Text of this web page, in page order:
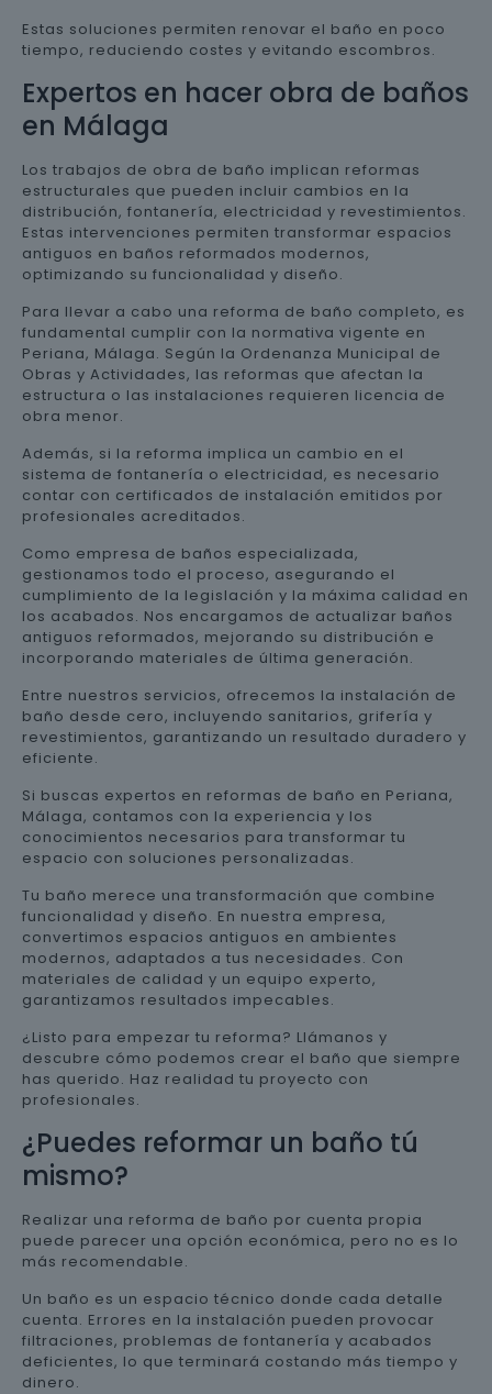
Estas soluciones permiten renovar el baño en poco
tiempo, reduciendo costes y evitando escombros.
Expertos en hacer obra de baños
en Málaga
Los trabajos de obra de baño implican reformas
estructurales que pueden incluir cambios en la
distribución, fontanería, electricidad y revestimientos.
Estas intervenciones permiten transformar espacios
antiguos en baños reformados modernos,
optimizando su funcionalidad y diseño.
Para llevar a cabo una reforma de baño completo, es
fundamental cumplir con la normativa vigente en
Periana, Málaga. Según la Ordenanza Municipal de
Obras y Actividades, las reformas que afectan la
estructura o las instalaciones requieren licencia de
obra menor.
Además, si la reforma implica un cambio en el
sistema de fontanería o electricidad, es necesario
contar con certificados de instalación emitidos por
profesionales acreditados.
Como empresa de baños especializada,
gestionamos todo el proceso, asegurando el
cumplimiento de la legislación y la máxima calidad en
los acabados. Nos encargamos de actualizar baños
antiguos reformados, mejorando su distribución e
incorporando materiales de última generación.
Entre nuestros servicios, ofrecemos la instalación de
baño desde cero, incluyendo sanitarios, grifería y
revestimientos, garantizando un resultado duradero y
eficiente.
Si buscas expertos en reformas de baño en Periana,
Málaga, contamos con la experiencia y los
conocimientos necesarios para transformar tu
espacio con soluciones personalizadas.
Tu baño merece una transformación que combine
funcionalidad y diseño. En nuestra empresa,
convertimos espacios antiguos en ambientes
modernos, adaptados a tus necesidades. Con
materiales de calidad y un equipo experto,
garantizamos resultados impecables.
¿Listo para empezar tu reforma? Llámanos y
descubre cómo podemos crear el baño que siempre
has querido. Haz realidad tu proyecto con
profesionales.
¿Puedes reformar un baño tú
mismo?
Realizar una reforma de baño por cuenta propia
puede parecer una opción económica, pero no es lo
más recomendable.
Un baño es un espacio técnico donde cada detalle
cuenta. Errores en la instalación pueden provocar
filtraciones, problemas de fontanería y acabados
deficientes, lo que terminará costando más tiempo y
dinero.